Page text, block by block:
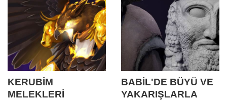
KERUBİM
MELEKLERİ
BABİL'DE BÜYÜ VE
YAKARIŞLARLA